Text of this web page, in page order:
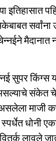
इतिहासात
मैदानात
सुपर किंग्स
संकेत
माजी
स्पर्धेत धोनी
लावले